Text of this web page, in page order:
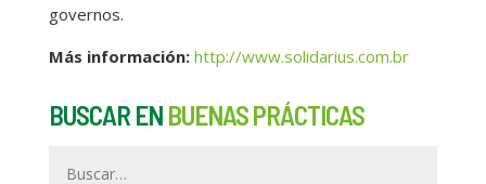
governos.
Más información: http://www.solidarius.com.br
BUSCAR EN BUENAS PRÁCTICAS